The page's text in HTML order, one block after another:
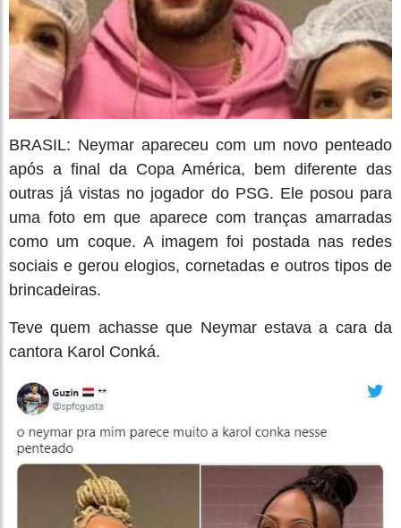
BRASIL: Neymar apareceu com um novo penteado
após a final da Copa América, bem diferente das
outras já vistas no jogador do PSG. Ele posou para
uma foto em que aparece com tranças amarradas
como um coque. A imagem foi postada nas redes
sociais e gerou elogios, cornetadas e outros tipos de
brincadeiras.
Teve quem achasse que Neymar estava a cara da
cantora Karol Conká.